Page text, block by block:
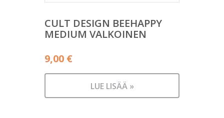
CULT DESIGN BEEHAPPY
MEDIUM VALKOINEN
9,00 €
LUE LISÄÄ »